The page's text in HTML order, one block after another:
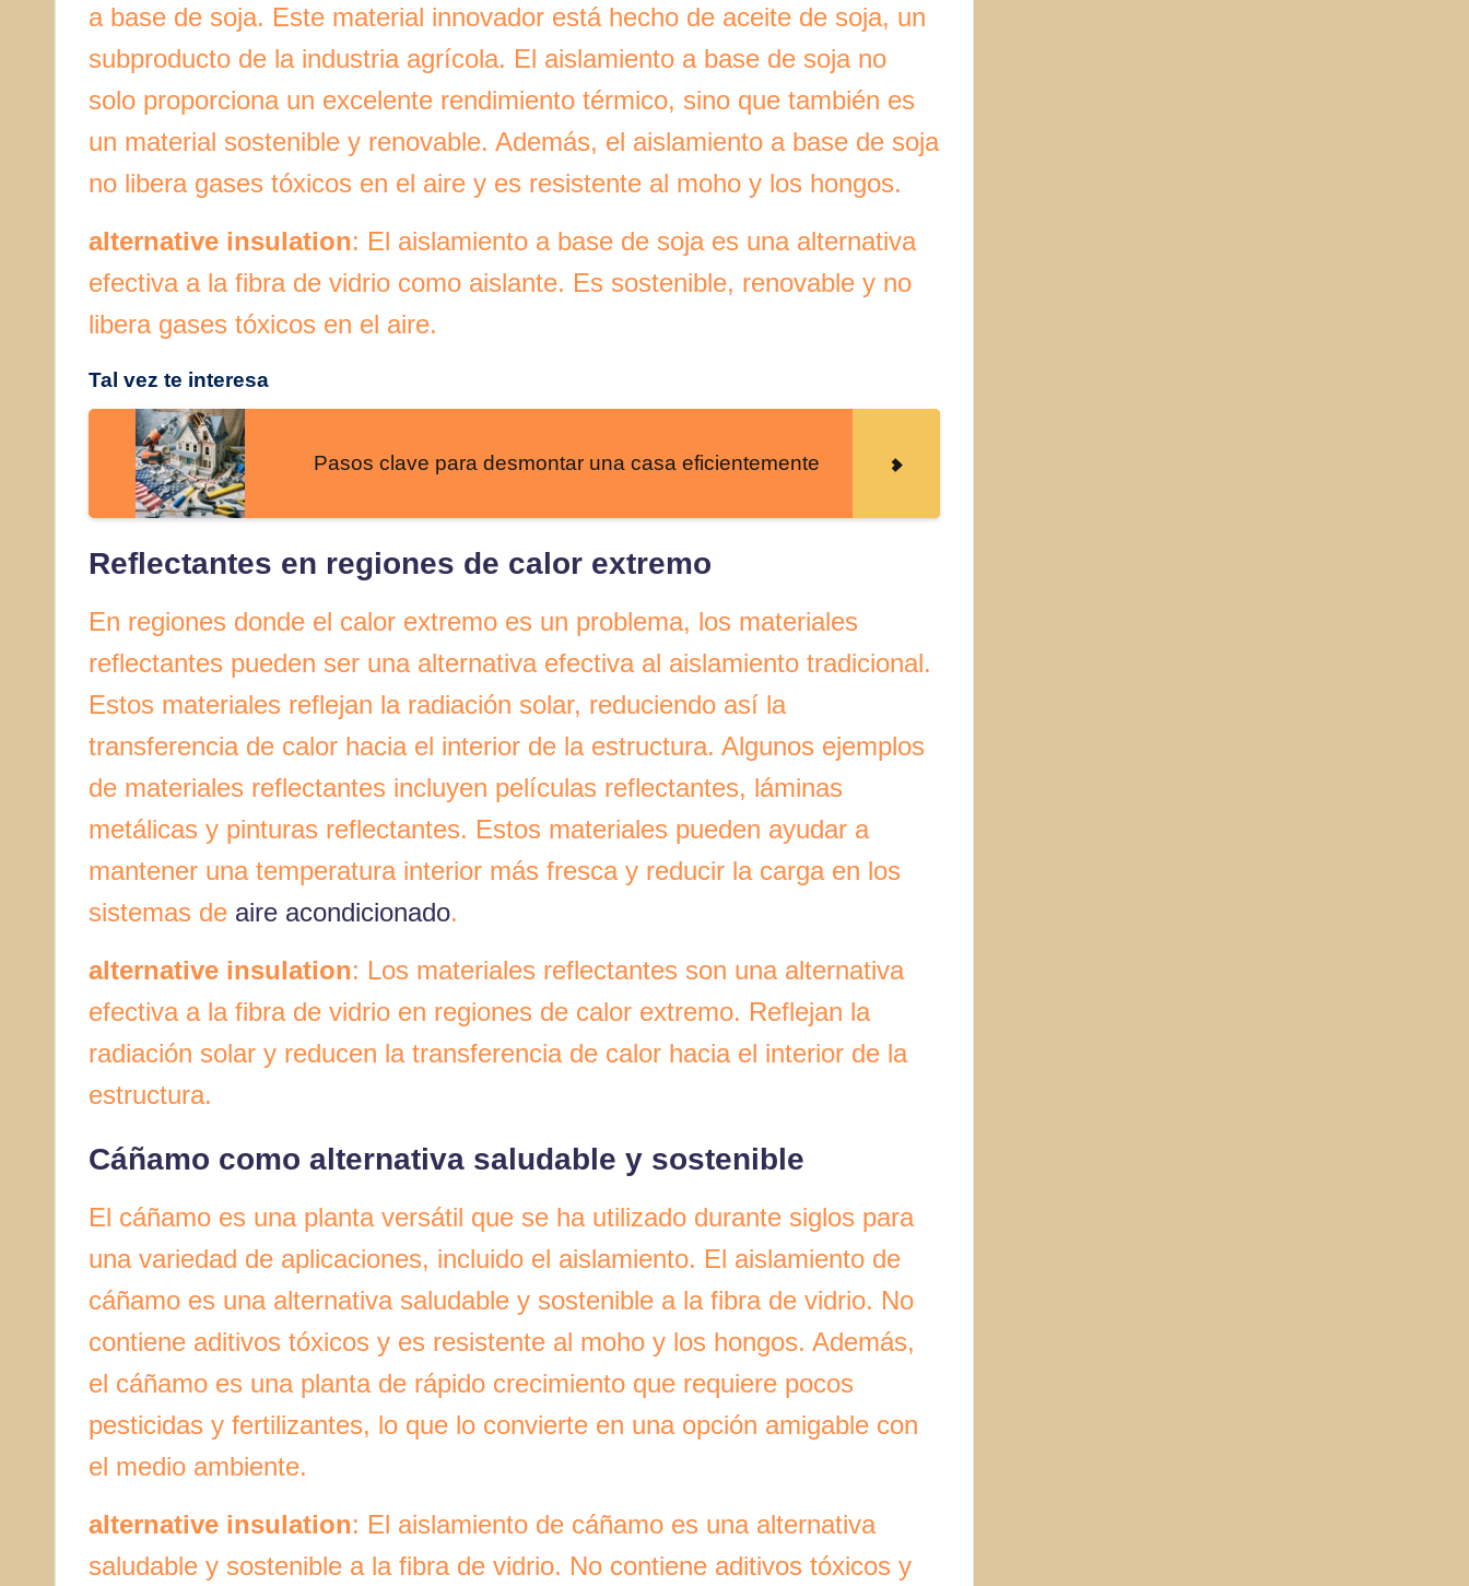
a base de soja. Este material innovador está hecho de aceite de soja, un
subproducto de la industria agrícola. El aislamiento a base de soja no
solo proporciona un excelente rendimiento térmico, sino que también es
un material sostenible y renovable. Además, el aislamiento a base de soja
no libera gases tóxicos en el aire y es resistente al moho y los hongos.
alternative insulation: El aislamiento a base de soja es una alternativa
efectiva a la fibra de vidrio como aislante. Es sostenible, renovable y no
libera gases tóxicos en el aire.
Tal vez te interesa
Pasos clave para desmontar una casa eficientemente
Reflectantes en regiones de calor extremo
En regiones donde el calor extremo es un problema, los materiales
reflectantes pueden ser una alternativa efectiva al aislamiento tradicional.
Estos materiales reflejan la radiación solar, reduciendo así la
transferencia de calor hacia el interior de la estructura. Algunos ejemplos
de materiales reflectantes incluyen películas reflectantes, láminas
metálicas y pinturas reflectantes. Estos materiales pueden ayudar a
mantener una temperatura interior más fresca y reducir la carga en los
sistemas de aire acondicionado.
alternative insulation: Los materiales reflectantes son una alternativa
efectiva a la fibra de vidrio en regiones de calor extremo. Reflejan la
radiación solar y reducen la transferencia de calor hacia el interior de la
estructura.
Cáñamo como alternativa saludable y sostenible
El cáñamo es una planta versátil que se ha utilizado durante siglos para
una variedad de aplicaciones, incluido el aislamiento. El aislamiento de
cáñamo es una alternativa saludable y sostenible a la fibra de vidrio. No
contiene aditivos tóxicos y es resistente al moho y los hongos. Además,
el cáñamo es una planta de rápido crecimiento que requiere pocos
pesticidas y fertilizantes, lo que lo convierte en una opción amigable con
el medio ambiente.
alternative insulation: El aislamiento de cáñamo es una alternativa
saludable y sostenible a la fibra de vidrio. No contiene aditivos tóxicos y